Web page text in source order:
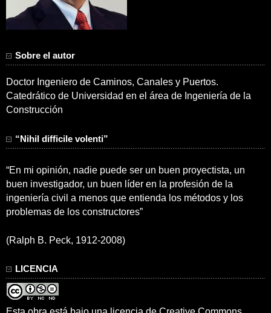
Sobre el autor
Doctor Ingeniero de Caminos, Canales y Puertos.
Catedrático de Universidad en el área de Ingeniería de la
Construcción
“Nihil difficile volenti”
“En mi opinión, nadie puede ser un buen proyectista, un
buen investigador, un buen líder en la profesión de la
ingeniería civil a menos que entienda los métodos y los
problemas de los constructores”
(Ralph B. Peck, 1912-2008)
LICENCIA